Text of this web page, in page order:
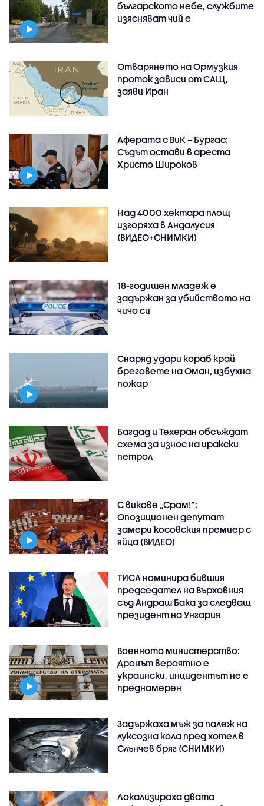
българското небе, службите
изясняват чий е
Отварянето на Ормузкия
проток зависи от САЩ,
заяви Иран
Аферата с ВиК – Бургас:
Съдът остави в ареста
Христо Широков
Над 4000 хектара площ
изгоряха в Андалусия
(ВИДЕО+СНИМКИ)
18-годишен младеж е
задържан за убийството на
чичо си
Снаряд удари кораб край
бреговете на Оман, избухна
пожар
Багдад и Техеран обсъждат
схема за износ на иракски
петрол
С викове „Срам!“:
Опозиционен депутат
замери косовския премиер с
яйца (ВИДЕО)
ТИСА номинира бившия
председател на Върховния
съд Андраш Бака за следващ
президент на Унгария
Военното министерство:
Дронът вероятно е
украински, инцидентът не е
преднамерен
Задържаха мъж за палеж на
луксозна кола пред хотел в
Слънчев бряг (СНИМКИ)
Локализираха двата